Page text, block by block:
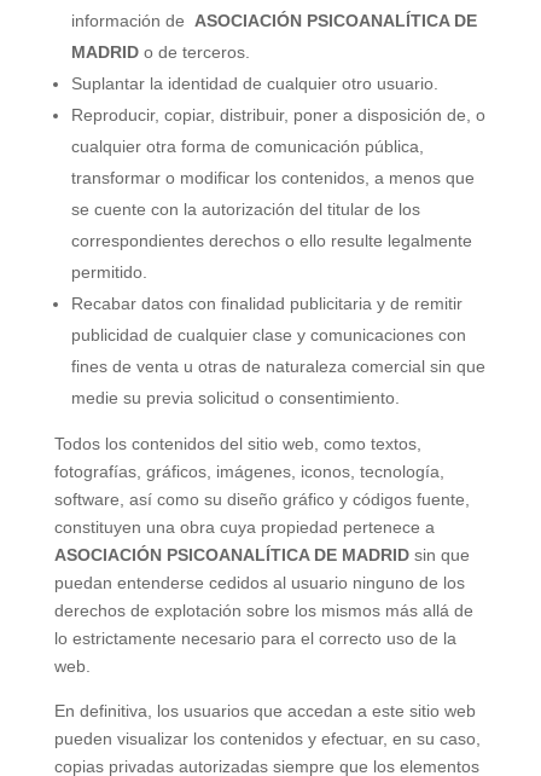
información de ASOCIACIÓN PSICOANALÍTICA DE
MADRID o de terceros.
Suplantar la identidad de cualquier otro usuario.
Reproducir, copiar, distribuir, poner a disposición de, o
cualquier otra forma de comunicación pública,
transformar o modificar los contenidos, a menos que
se cuente con la autorización del titular de los
correspondientes derechos o ello resulte legalmente
permitido.
Recabar datos con finalidad publicitaria y de remitir
publicidad de cualquier clase y comunicaciones con
fines de venta u otras de naturaleza comercial sin que
medie su previa solicitud o consentimiento.
Todos los contenidos del sitio web, como textos,
fotografías, gráficos, imágenes, iconos, tecnología,
software, así como su diseño gráfico y códigos fuente,
constituyen una obra cuya propiedad pertenece a
ASOCIACIÓN PSICOANALÍTICA DE MADRID sin que
puedan entenderse cedidos al usuario ninguno de los
derechos de explotación sobre los mismos más allá de
lo estrictamente necesario para el correcto uso de la
web.
En definitiva, los usuarios que accedan a este sitio web
pueden visualizar los contenidos y efectuar, en su caso,
copias privadas autorizadas siempre que los elementos